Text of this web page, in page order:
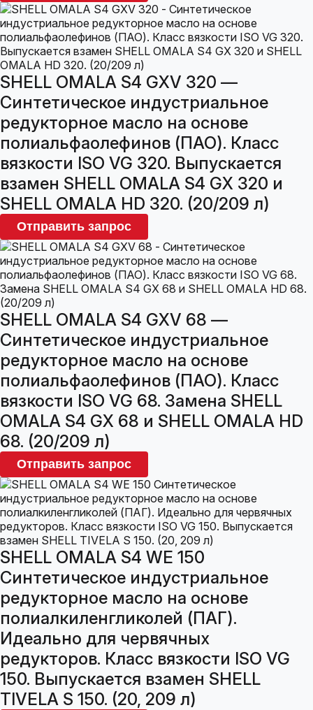
SHELL OMALA S4 GXV 320 —
Синтетическое индустриальное
редукторное масло на основе
полиальфаолефинов (ПАО). Класс
вязкости ISO VG 320. Выпускается
взамен SHELL OMALA S4 GX 320 и
SHELL OMALA HD 320. (20/209 л)
Отправить запрос
SHELL OMALA S4 GXV 68 —
Синтетическое индустриальное
редукторное масло на основе
полиальфаолефинов (ПАО). Класс
вязкости ISO VG 68. Замена SHELL
OMALA S4 GX 68 и SHELL OMALA HD
68. (20/209 л)
Отправить запрос
SHELL OMALA S4 WE 150
Синтетическое индустриальное
редукторное масло на основе
полиалкиленгликолей (ПАГ).
Идеально для червячных
редукторов. Класс вязкости ISO VG
150. Выпускается взамен SHELL
TIVELA S 150. (20, 209 л)